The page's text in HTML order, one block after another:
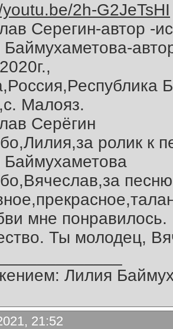
2h-G2JeTsHI
Серегин-автор -
Малояз.
Серёгин
ролик к
мне
Ты молодец,
Лилия
21:52